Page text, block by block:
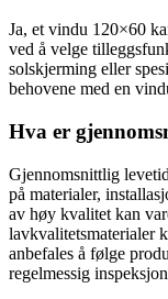
Ja, et vindu 120×60
ved å velge
solskjerming eller
behovene med en
Hva er
Gjennomsnittlig
på materialer,
av høy kvalitet kan
lavkvalitetsmaterialer
anbefales å følge
regelmessig